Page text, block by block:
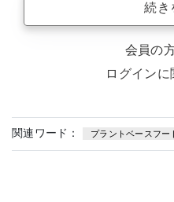
続き
会員の
ログイン
関連ワード： プラントベースフー